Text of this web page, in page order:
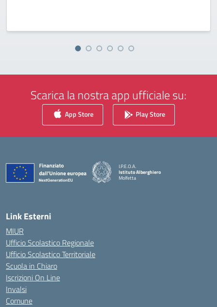
Scarica la nostra app ufficiale su:
App Store Play Store
I.P.E.O.A.
Istituto Alberghiero
Molfetta
Link Esterni
MIUR
Ufficio Scolastico Regionale
Ufficio Scolastico Territoriale
Scuola in Chiaro
Iscrizioni On Line
Invalsi
Comune